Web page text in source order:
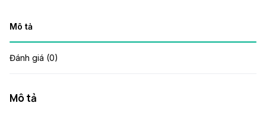
Mô tả
Đánh giá (0)
Mô tả